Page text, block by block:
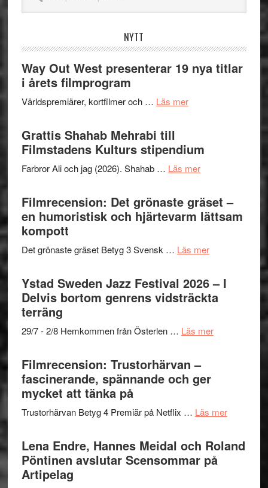
webbplatsen
NYTT
Way Out West presenterar 19 nya titlar
i årets filmprogram
Världspremiärer, kortfilmer och … Läs merom
presenterar
19
titlar
i
Grattis Shahab Mehrabi till
Filmstadens Kulturs stipendium
Farbror Ali och jag (2026). Shahab … Läs merom
Shahab
Mehrabi
till
Kulturs
Filmrecension: Det grönaste gräset –
en humoristisk och hjärtevarm lättsam
kompott
Det grönaste gräset Betyg 3 Svensk … Läs merom
Filmrecension:
Det
grönaste
gräset
en
hjärtevarm
Ystad Sweden Jazz Festival 2026 – I
Delvis bortom genrens vidsträckta
terräng
29/7 - 2/8 Hemkommen från Österlen … Läs merom
–
Delvis
bortom
Filmrecension: Trustorhärvan –
fascinerande, spännande och ger
mycket att tänka på
Trustorhärvan Betyg 4 Premiär på Netflix … Läs merom
–
Lena Endre, Hannes Meidal och Roland
Pöntinen avslutar Scensommar på
Artipelag